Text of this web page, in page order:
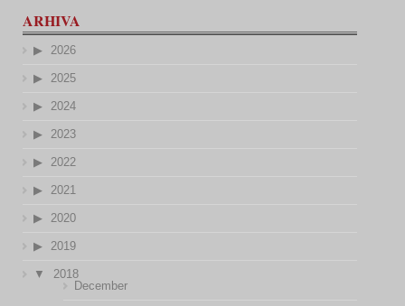
ARHIVA
2026
2025
2024
2023
2022
2021
2020
2019
2018
December